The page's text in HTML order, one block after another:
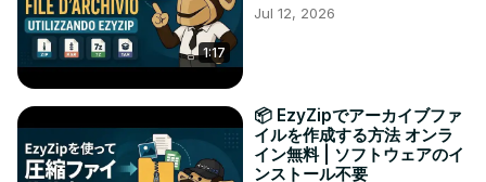
1:17
Jul 12, 2026
📦 EzyZipでアーカイブファ
イルを作成する方法 オンラ
イン無料 | ソフトウェアのイ
ンストール不要